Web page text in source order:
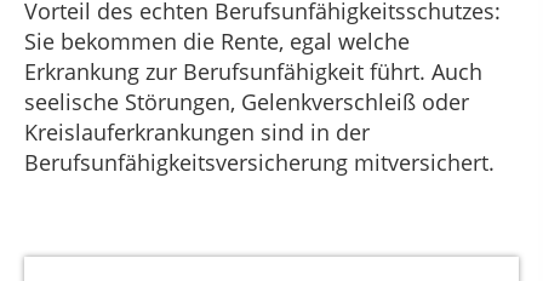
Vorteil des echten Berufsunfähigkeitsschutzes:
Sie bekommen die Rente, egal welche
Erkrankung zur Berufsunfähigkeit führt. Auch
seelische Störungen, Gelenkverschleiß oder
Kreislauferkrankungen sind in der
Berufsunfähigkeitsversicherung mitversichert.